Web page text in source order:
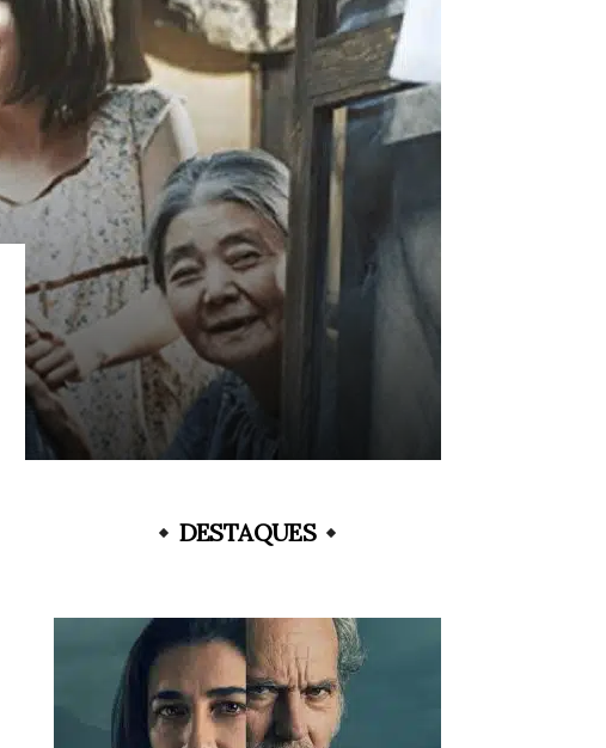
DESTAQUES